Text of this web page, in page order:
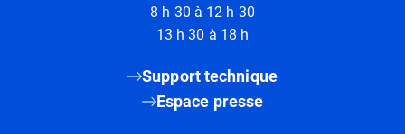
8 h 30 à 12 h 30
13 h 30 à 18 h
Support technique
Espace presse